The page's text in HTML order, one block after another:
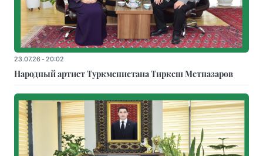
23.07.26 - 20:02
Народный артист Туркменистана Тиркеш Мeтназаров